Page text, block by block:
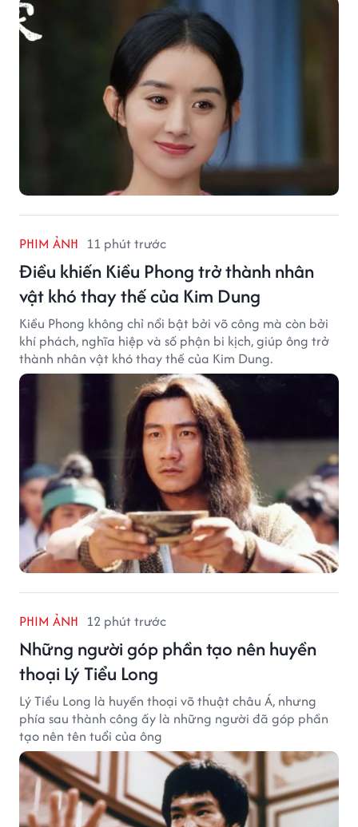
PHIM ẢNH 11 phút trước
Điều khiến Kiều Phong trở thành nhân
vật khó thay thế của Kim Dung
Kiều Phong không chỉ nổi bật bởi võ công mà còn bởi
khí phách, nghĩa hiệp và số phận bi kịch, giúp ông trở
thành nhân vật khó thay thế của Kim Dung.
PHIM ẢNH 12 phút trước
Những người góp phần tạo nên huyền
thoại Lý Tiểu Long
Lý Tiểu Long là huyền thoại võ thuật châu Á, nhưng
phía sau thành công ấy là những người đã góp phần
tạo nên tên tuổi của ông